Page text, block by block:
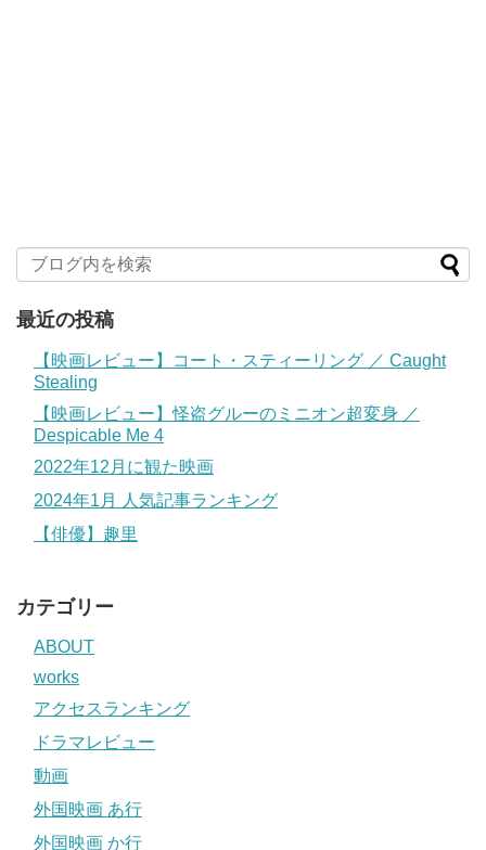
最近の投稿
【映画レビュー】コート・スティーリング ／ Caught
Stealing
【映画レビュー】怪盗グルーのミニオン超変身 ／
Despicable Me 4
2022年12月に観た映画
2024年1月 人気記事ランキング
【俳優】趣里
カテゴリー
ABOUT
works
アクセスランキング
ドラマレビュー
動画
外国映画 あ行
外国映画 か行